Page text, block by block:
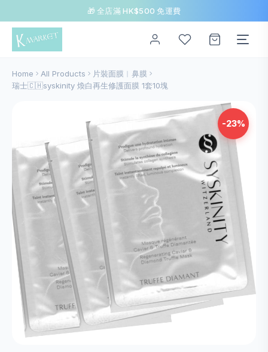
🎁 全店滿 HK$500 免運費
Home All Products
片裝面膜︱鼻膜
瑞士🇨🇭syskinity 煥白再生修護面膜 1套10塊
-23%